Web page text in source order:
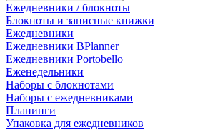
Ежедневники / блокноты
Блокноты и записные книжки
Ежедневники
Ежедневники BPlanner
Ежедневники Portobello
Еженедельники
Наборы с блокнотами
Наборы с ежедневниками
Планинги
Упаковка для ежедневников